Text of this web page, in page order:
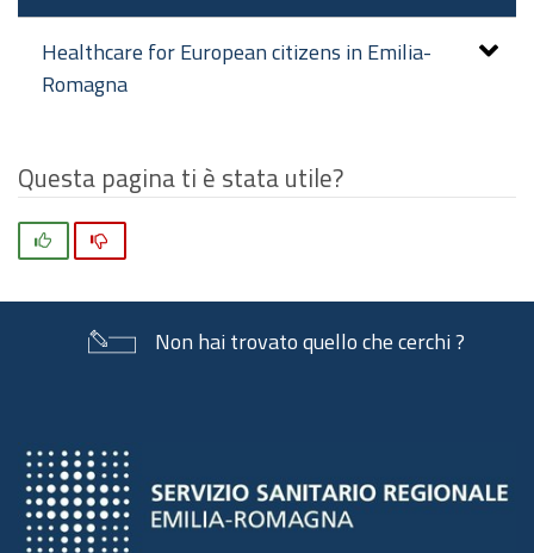
Healthcare for European citizens in Emilia-
Romagna
Questa pagina ti è stata utile?
Non hai trovato quello che cerchi ?